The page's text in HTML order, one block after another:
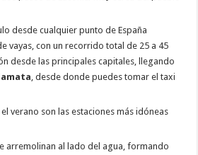
desde cualquier punto de España
vayas, con un recorrido total de 25 a 45
desde las principales capitales, llegando
, desde donde puedes tomar el taxi
verano son las estaciones más idóneas
arremolinan al lado del agua, formando